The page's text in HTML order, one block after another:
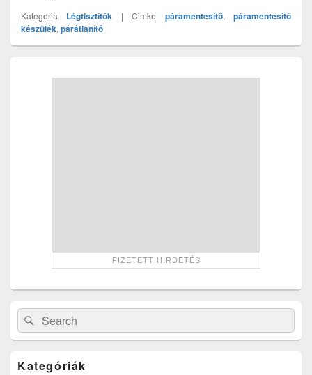
Kategoria Légtisztítók |Cimke páramentesítő,páramentesítő
készülék, párátlanító
Search
for:
Search
Kategóriák